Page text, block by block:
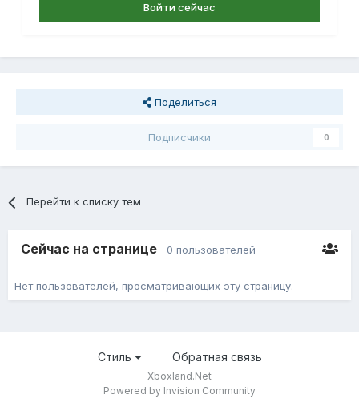
Войти сейчас
Поделиться
Подписчики 0
Перейти к списку тем
Сейчас на странице 0 пользователей
Нет пользователей, просматривающих эту страницу.
Стиль Обратная связь
Xboxland.Net
Powered by Invision Community